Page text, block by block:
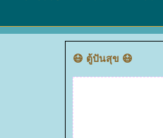
😷 ตู้ปันสุข 😷